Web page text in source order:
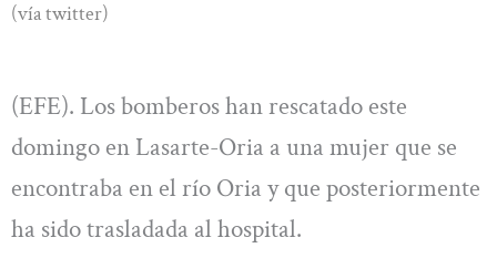
(vía twitter)
(EFE). Los bomberos han rescatado este
domingo en Lasarte-Oria a una mujer que se
encontraba en el río Oria y que posteriormente
ha sido trasladada al hospital.